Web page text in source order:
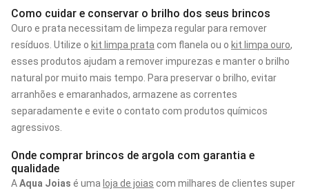
Como cuidar e conservar o brilho dos seus brincos
Ouro e prata necessitam de limpeza regular para remover
resíduos. Utilize o kit limpa prata com flanela ou o kit limpa ouro,
esses produtos ajudam a remover impurezas e manter o brilho
natural por muito mais tempo. Para preservar o brilho, evitar
arranhões e emaranhados, armazene as correntes
separadamente e evite o contato com produtos químicos
agressivos.
Onde comprar brincos de argola com garantia e
qualidade
AAqua Joias é uma loja de joias com milhares de clientes super